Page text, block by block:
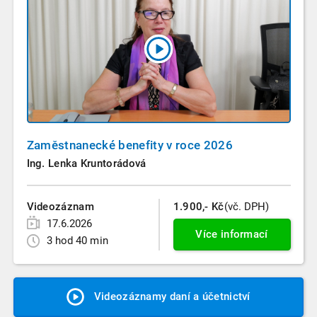
Zaměstnanecké benefity v roce 2026
Ing. Lenka Kruntorádová
Videozáznam
17.6.2026
3 hod 40 min
1.900,- Kč(vč. DPH)
Více informací
Videozáznamy daní a účetnictví